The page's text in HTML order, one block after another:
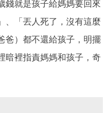
錢就是孩子給媽媽要回來
、「丟人死了，沒有這麼
爸）都不還給孩子，明擺
暗裡指責媽媽和孩子，奇